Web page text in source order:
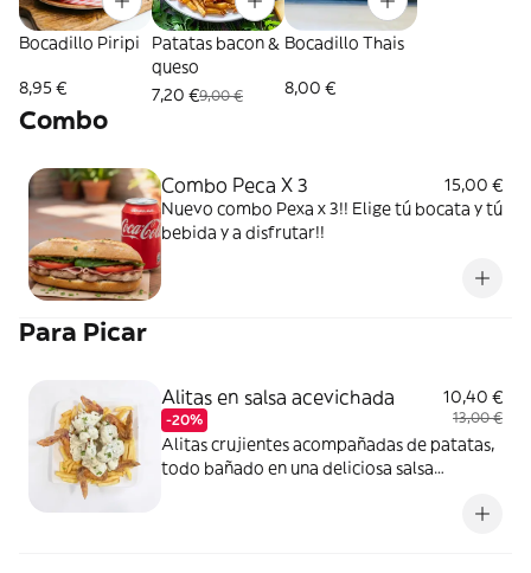
Bocadillo Piripi
8,95 €
Patatas bacon &
queso
7,20 €9,00 €
Bocadillo Thais
8,00 €
Combo
Combo Peca X 3
15,00 €
Nuevo combo Pexa x 3!! Elige tú bocata y tú
bebida y a disfrutar!!
Para Picar
Alitas en salsa acevichada
-20%
10,40 €
13,00 €
Alitas crujientes acompañadas de patatas,
todo bañado en una deliciosa salsa